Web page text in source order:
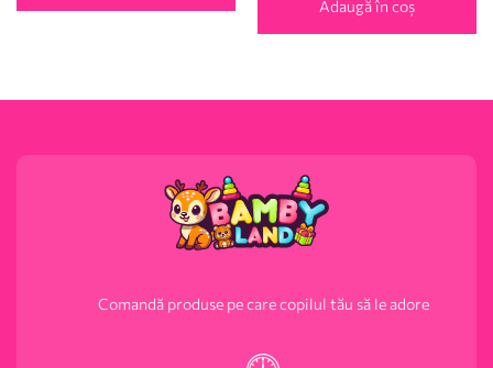
Adaugă în coș
Comandă produse pe care copilul tău să le adore